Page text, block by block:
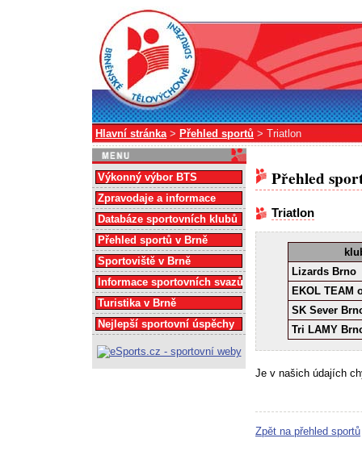
Hlavní stránka> Přehled sportů > Triatlon
Přehled
Triatlon
Lizards Brno
EKOL TEAM
SK Sever
Tri LAMY
Je v našich údajích
Zpět na přehled sportů
Výkonný výbor BTS
Zpravodaje a informace
Databáze sportovních klubů
Přehled sportů v Brně
Sportoviště v Brně
Informace sportovních svazů
Turistika v Brně
Nejlepší sportovní úspěchy